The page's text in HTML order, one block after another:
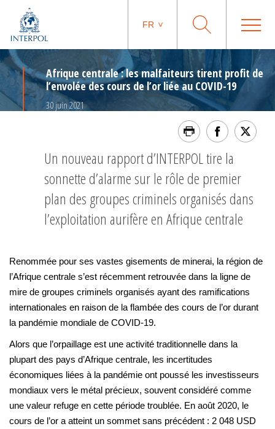
FR
Afrique centrale : les malfaiteurs tirent profit de
l’envolée des cours de l’or liée au COVID-19
30 juin 2021
Un nouveau rapport d’INTERPOL tire la
sonnette d’alarme sur le rôle de premier
plan des groupes criminels organisés dans
l’exploitation aurifère en Afrique centrale
Renommée pour ses vastes gisements de minerai, la région de
l’Afrique centrale s’est récemment retrouvée dans la ligne de
mire de groupes criminels organisés ayant des ramifications
internationales en raison de la flambée des cours de l’or durant
la pandémie mondiale de COVID-19.
Alors que l’orpaillage est une activité traditionnelle dans la
plupart des pays d’Afrique centrale, les incertitudes
économiques liées à la pandémie ont poussé les investisseurs
mondiaux vers le métal précieux, souvent considéré comme
une valeur refuge en cette période troublée. En août 2020, le
cours de l’or a atteint un sommet sans précédent : 2 048 USD